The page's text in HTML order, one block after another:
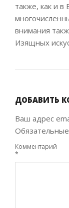
также, как и в
внимания
Изящных
30
ДОБАВИТЬ
Ваш адрес
Комментарий
*